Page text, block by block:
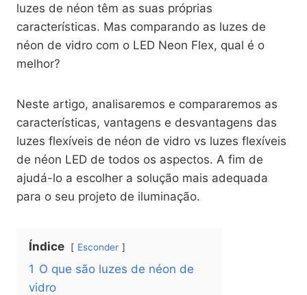
luzes de néon têm as suas próprias
características. Mas comparando as luzes de
néon de vidro com o LED Neon Flex, qual é o
melhor?
Neste artigo, analisaremos e compararemos as
características, vantagens e desvantagens das
luzes flexíveis de néon de vidro vs luzes flexíveis
de néon LED de todos os aspectos. A fim de
ajudá-lo a escolher a solução mais adequada
para o seu projeto de iluminação.
Índice Esconder
1 O que são luzes de néon de
vidro